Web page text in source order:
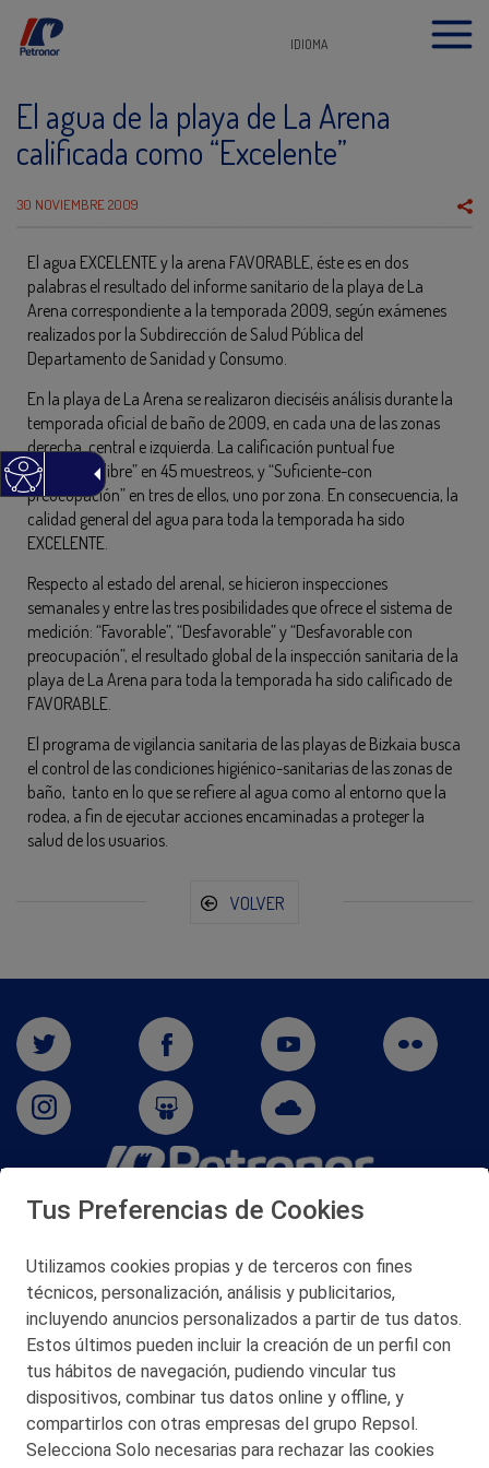
IDIOMA
El agua de la playa de La Arena
calificada como “Excelente”
30 NOVIEMBRE 2009
El agua EXCELENTE y la arena FAVORABLE, éste es en dos
palabras el resultado del informe sanitario de la playa de La
Arena correspondiente a la temporada 2009, según exámenes
realizados por la Subdirección de Salud Pública del
Departamento de Sanidad y Consumo.
En la playa de La Arena se realizaron dieciséis análisis durante la
temporada oficial de baño de 2009, en cada una de las zonas
derecha, central e izquierda. La calificación puntual fue
“Excelente-libre” en 45 muestreos, y “Suficiente-con
preocupación” en tres de ellos, uno por zona. En consecuencia, la
calidad general del agua para toda la temporada ha sido
EXCELENTE.
Respecto al estado del arenal, se hicieron inspecciones
semanales y entre las tres posibilidades que ofrece el sistema de
medición: “Favorable”, “Desfavorable” y “Desfavorable con
preocupación”, el resultado global de la inspección sanitaria de la
playa de La Arena para toda la temporada ha sido calificado de
FAVORABLE.
El programa de vigilancia sanitaria de las playas de Bizkaia busca
el control de las condiciones higiénico-sanitarias de las zonas de
baño, tanto en lo que se refiere al agua como al entorno que la
rodea, a fin de ejecutar acciones encaminadas a proteger la
salud de los usuarios.
VOLVER
San Martín 5-Edificio Muñatones,
© 2026 Petronor S.A.
CONTACTO
MAPA WEB
Tus Preferencias de Cookies
Utilizamos cookies propias y de terceros con fines
técnicos, personalización, análisis y publicitarios,
incluyendo anuncios personalizados a partir de tus datos.
Estos últimos pueden incluir la creación de un perfil con
tus hábitos de navegación, pudiendo vincular tus
dispositivos, combinar tus datos online y offline, y
compartirlos con otras empresas del grupo Repsol.
Selecciona Solo necesarias para rechazar las cookies